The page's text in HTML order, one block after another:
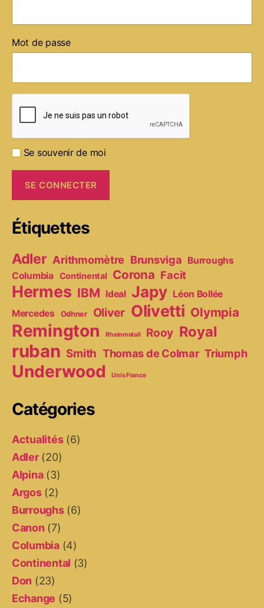
Mot de passe
Se souvenir de moi
Étiquettes
Adler Arithmomètre Brunsviga Burroughs
Columbia Continental Corona Facit
Hermes IBM Ideal Japy Léon Bollée
Mercedes
Odhner Oliver Olivetti Olympia
Remington Rheinmetall Rooy Royal
ruban Smith Thomas de Colmar Triumph
Underwood Unis France
Catégories
Actualités(6)
Adler(20)
Alpina(3)
Argos(2)
Burroughs(6)
Canon (7)
Columbia(4)
Continental (3)
Don (23)
Echange (5)